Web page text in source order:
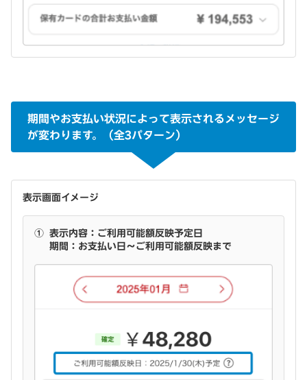
期間やお支払い状況によって表示されるメッセージ
が変わります。（全3パターン）
表示画面イメージ
① 表示内容：ご利用可能額反映予定日
期間：お支払い日～ご利用可能額反映まで